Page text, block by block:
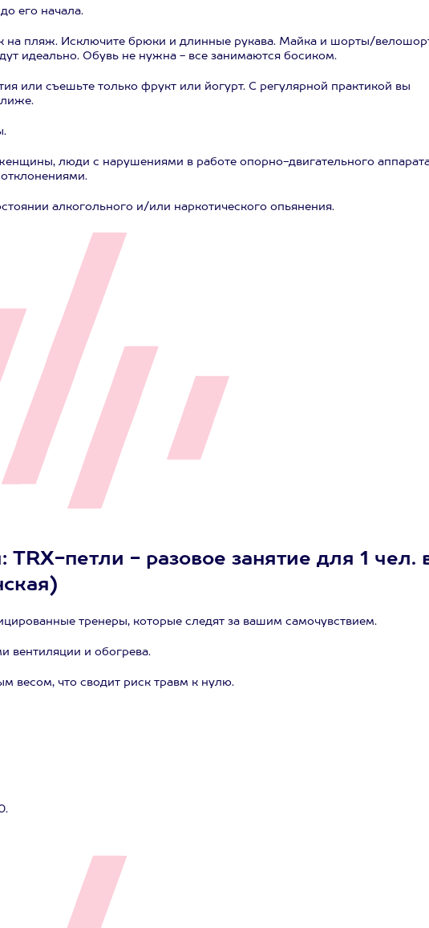
его начала.
на пляж. Исключите брюки и длинные рукава. Майка и шорты/
идеально. Обувь не нужна - все занимаются босиком.
или съешьте только фрукт или йогурт. С регулярной практикой вы
люди с нарушениями в работе опорно-двигательного
алкогольного и/или наркотического опьянения.
TRX-петли - разовое занятие для 1 чел.
тренеры, которые следят за вашим самочувствием.
вентиляции и обогрева.
весом, что сводит риск травм к нулю.